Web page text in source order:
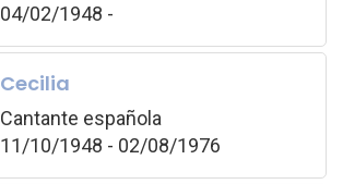
04/02/1948 -
Cecilia
Cantante española
11/10/1948 - 02/08/1976